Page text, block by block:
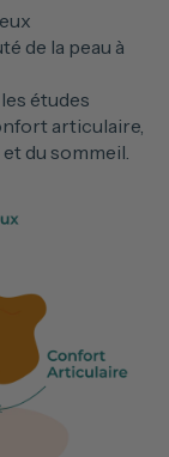
de la peau à
études
articulaire,
du sommeil.